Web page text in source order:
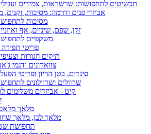
תכשיטים לתחפושות: שרשראות, צמידים
אביזרי פנים ודרמה: מסיכות, זקנים,
מסיכות
זקן, שפם, שיניים, אף
משקפיים
פריטי תפירה
תיקים חגורות
צווארונים ודגמי
סינרים, בטן הריון ופריטי
שרוולים ושרוולונים
קיט - אביזרים משלימים
מלאך
מלאך לבן, מלאך
תחפושת